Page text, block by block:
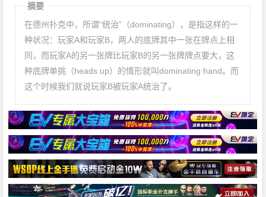
摘要
在德州扑克中，所谓“统治”（dominating），是指这样的一
种状况：玩家A和玩家B，两人的底牌其中一张在牌点上相
同，而玩家A的另一张牌比玩家B的另一张牌牌点要大，这
种底牌单挑（heads up）的情形就叫dominating hand。而
这个时候我们就说玩家B被玩家A统治了。